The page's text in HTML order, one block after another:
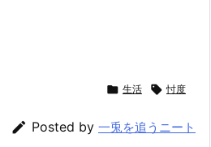
 生活  忖度
 Posted by 一兎を追うニート